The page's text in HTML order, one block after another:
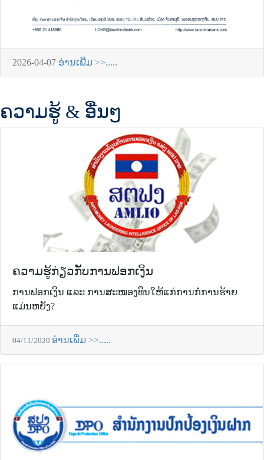
2026-04-07 ອ່ານເພີ່ມ >>.....
ຄວາມຮູ້ & ອື່ນໆ
ຄວາມຮູ້ກ່ຽວກັບການຟອກເງິນ
ການຟອກເງິນ ແລະ ການສະໜອງທຶນໃຫ້ແກ່ການກໍ່ການຮ້າຍ
ແມ່ນຫຍັງ?
04/11/2020 ອ່ານເພີ່ມ >>.....